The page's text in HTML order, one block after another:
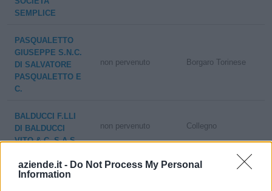
aziende.it - Do Not Process My Personal
Information
SEMPLICE
PASQUALETTO
GIUSEPPE S.N.C.
DI SALVATORE
PASQUALETTO E
C.
non pervenuto Borgaro Torinese
BALDUCCI F.LLI
DI BALDUCCI
VITO & C. S.A.S.
non pervenuto Collegno
CARROZZERIA
FRANCESETTI